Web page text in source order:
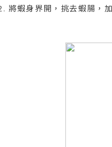
將蝦身界開，挑去蝦腸，